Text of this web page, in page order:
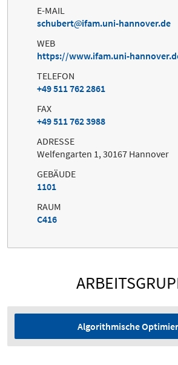
E-MAIL
schubert
ifam.uni-hannover.de
WEB
https://www.ifam.uni-
TELEFON
+49 511 762 2861
FAX
+49 511 762 3988
ADRESSE
Welfengarten 1, 30167 Hannover
GEBÄUDE
1101
RAUM
C416
Algorithmische